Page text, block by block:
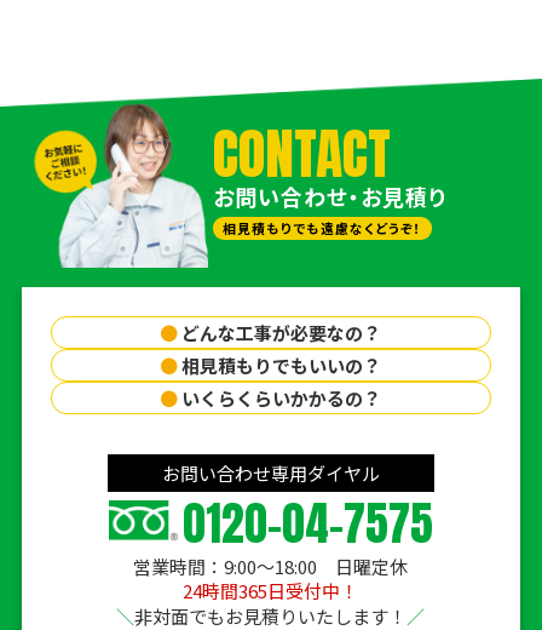
CONTACT
お問い合わせ・お見積り
相見積もりでも遠慮なくどうぞ！
● どんな工事が必要なの？
●相見積もりでもいいの？
● いくらくらいかかるの？
お問い合わせ専用ダイヤル
0120-04-7575
営業時間：9:00〜18:00 日曜定休
24時間365日受付中！
非対面でもお見積りいたします！